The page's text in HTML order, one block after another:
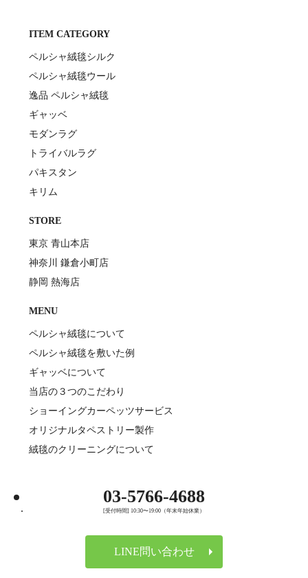
ITEM CATEGORY
ペルシャ絨毯シルク
ペルシャ絨毯ウール
逸品 ペルシャ絨毯
ギャッベ
モダンラグ
トライバルラグ
パキスタン
キリム
STORE
東京 青山本店
神奈川 鎌倉小町店
静岡 熱海店
MENU
ペルシャ絨毯について
ペルシャ絨毯を敷いた例
ギャッベについて
当店の３つのこだわり
ショーイングカーペッツサービス
オリジナルタペストリー製作
絨毯のクリーニングについて
03-5766-4688
[受付時間] 10:30〜19:00（年末年始休業）
LINE問い合わせ